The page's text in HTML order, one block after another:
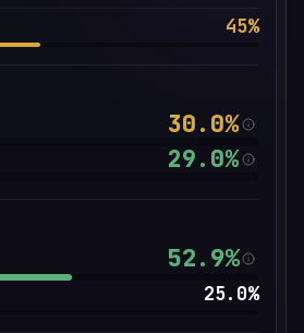
45%
30.0%
29.0%
52.9%
25.0%